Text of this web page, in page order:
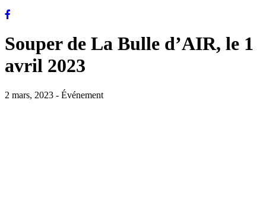
Souper de La Bulle d’AIR, le 1
avril 2023
2 mars, 2023 - Événement